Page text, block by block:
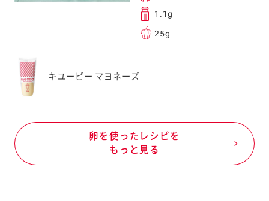
1.1g
25g
キユーピー マヨネーズ
卵を使ったレシピを
もっと見る